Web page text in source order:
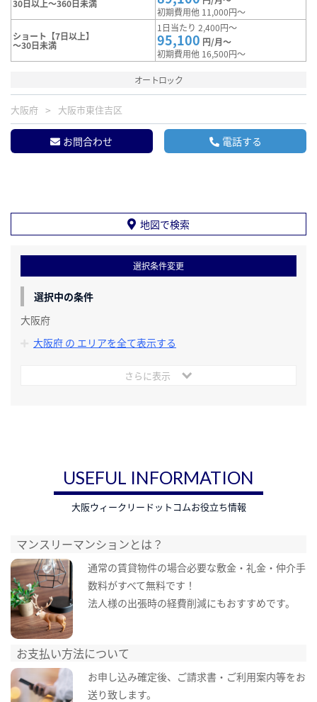
30日以上～360日未満
初期費用他 11,000円～
ショート【7日以上】
～30日未満
1日当たり 2,400円～
95,100 円/月～
初期費用他 16,500円～
オートロック
大阪府 大阪市東住吉区
お問合わせ 電話する
地図で検索
選択条件変更
選択中の条件
大阪府
大阪府 の エリアを全て表示する
さらに表示
USEFUL INFORMATION
大阪ウィークリードットコムお役立ち情報
マンスリーマンションとは？
通常の賃貸物件の場合必要な敷金・礼金・仲介手
数料がすべて無料です！
法人様の出張時の経費削減にもおすすめです。
お支払い方法について
お申し込み確定後、ご請求書・ご利用案内等をお
送り致します。